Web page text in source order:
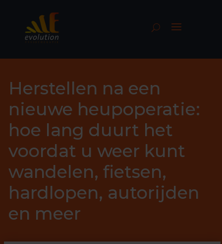
Herstellen na een
nieuwe heupoperatie:
hoe lang duurt het
voordat u weer kunt
wandelen, fietsen,
hardlopen, autorijden
en meer